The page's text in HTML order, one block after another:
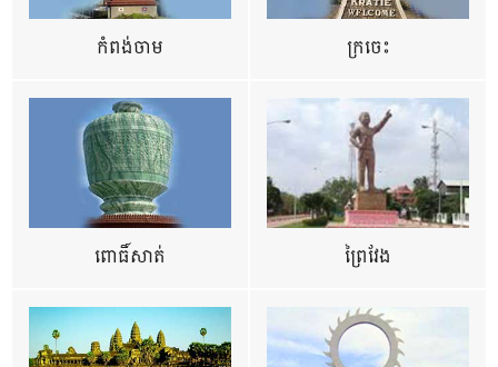
កំពង់ចាម ក្រចេះ
ពោធិ៍សាត់ ព្រៃវែង